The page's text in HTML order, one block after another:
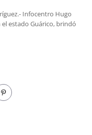
Infocentro Hugo
el estado Guárico, brindó